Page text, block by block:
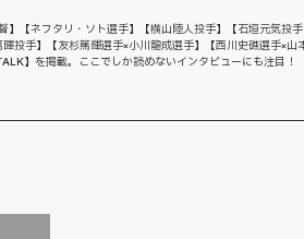
】【ネフタリ・ソト選手】【横山陸人投手】【石垣元気投
投手】【友杉篤輝選手×小川龍成選手】【西川史礁選手×山
】を掲載。ここでしか読めないインタビューにも注目！